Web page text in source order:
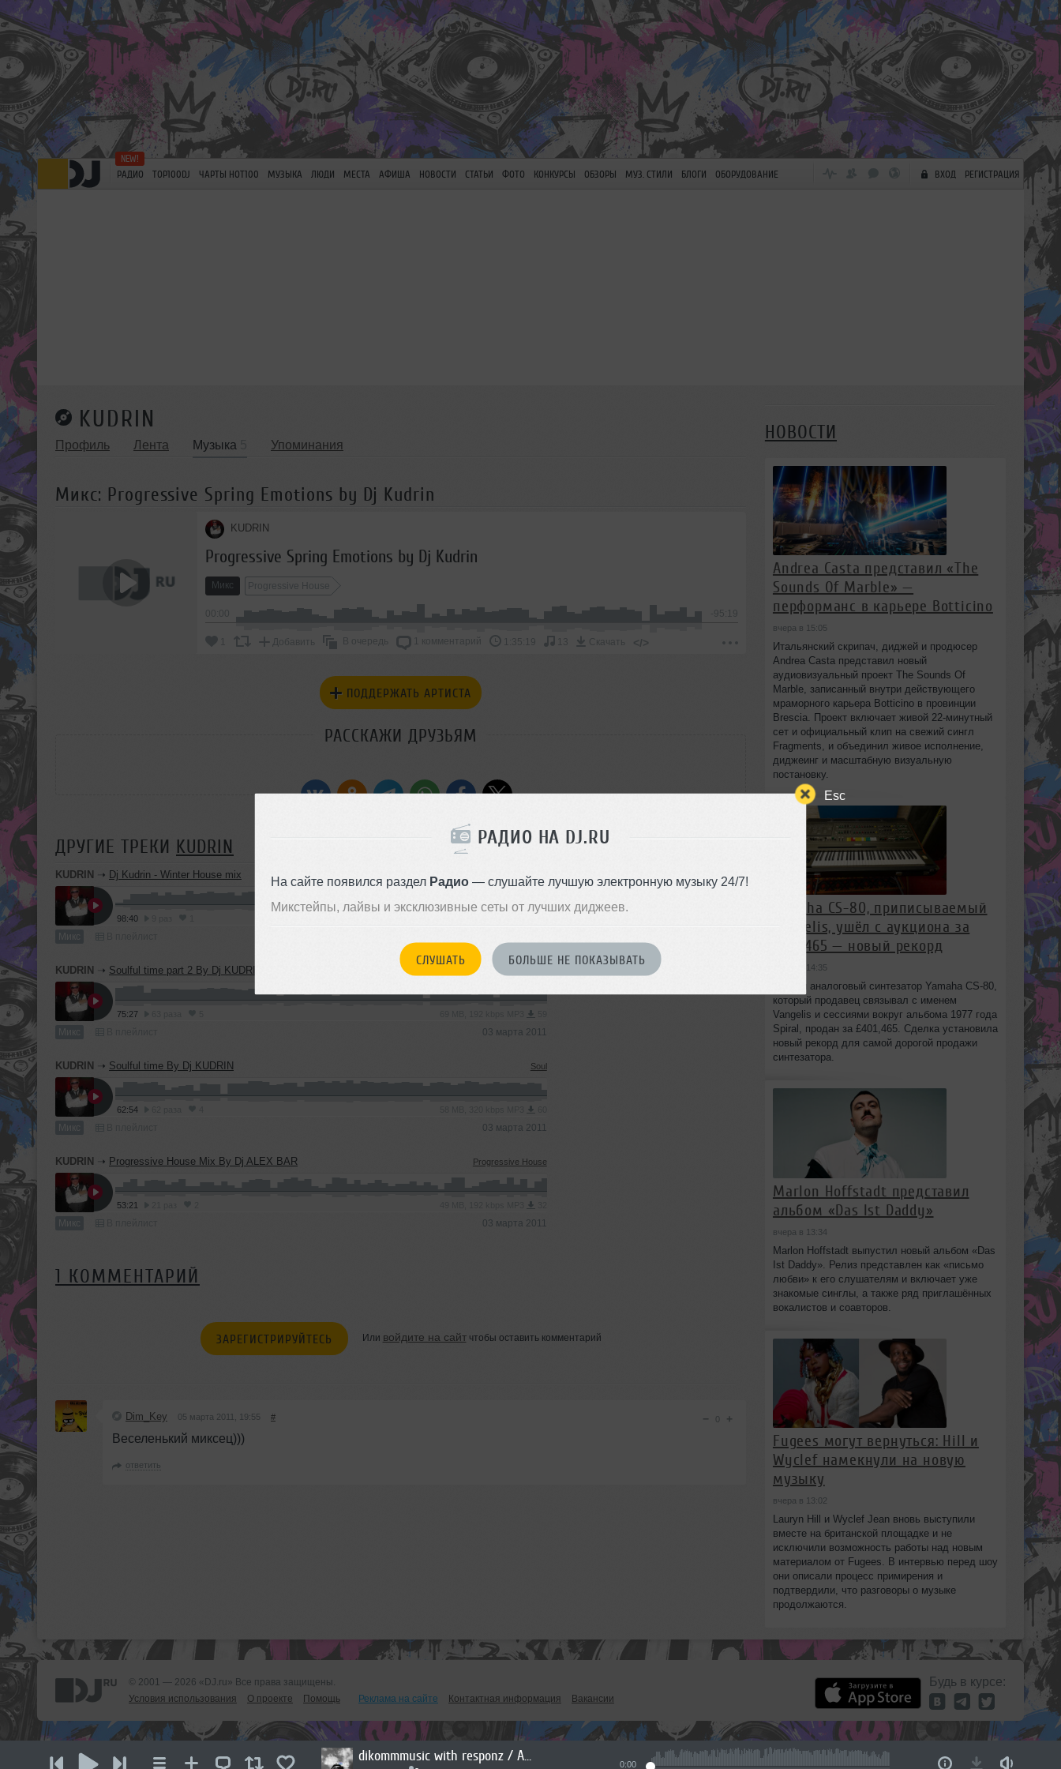
Esc
РАДИО НА DJ.RU
На сайте появился раздел Радио— слушайте лучшую электронную музыку 24/7!
Микстейпы, лайвы и эксклюзивные сеты от лучших диджеев.
СЛУШАТЬ БОЛЬШЕ НЕ ПОКАЗЫВАТЬ
dikommmusic with responz / August 2026
0:00
РАДИО TOP100DJ ЧАРТЫ HOT100 МУЗЫКА ЛЮДИ МЕСТА АФИША НОВОСТИ СТАТЬИ ФОТО КОНКУРСЫ ОБЗОРЫ МУЗ. СТИЛИ БЛОГИ ОБОРУДОВАНИЕ ВХОД РЕГИСТРАЦИЯ
KUDRIN
Профиль Лента Музыка Упоминания
Микс: Progressive Spring Emotions by Dj Kudrin
KUDRIN
Progressive Spring Emotions by Dj Kudrin
Микс Progressive House
-95:19
Добавить В очередь 1 комментарий 1:35:19 13 Скачать </>
ПОДДЕРЖАТЬ АРТИСТА
РАССКАЖИ ДРУЗЬЯМ
ДРУГИЕ ТРЕКИ KUDRIN
KUDRIN ➝ Dj Kudrin - Winter House mix Progressive House
98:40
Микс
KUDRIN ➝ Soulful time part 2 By Dj KUDRIN
75:27
Микс 03 марта 2011
KUDRIN ➝ Soulful time By Dj KUDRIN Soul
62:54
Микс 03 марта 2011
KUDRIN ➝ Progressive House Mix By Dj ALEX BAR Progressive House
53:21
Микс 03 марта 2011
Стиль:
1 КОММЕНТАРИЙ
ЗАРЕГИСТРИРУЙТЕСЬ Или войдите на сайтчтобы оставить комментарий
Dim_Key 05 марта 2011, 19:55 # − 0 +
Веселенький миксец)))
ответить
НОВОСТИ
Andrea Casta представил «The
Sounds Of Marble» —
перформанс в карьере Botticino
вчера в 15:05
Итальянский скрипач, диджей и продюсер
Andrea Casta представил новый
аудиовизуальный проект The Sounds Of
Marble, записанный внутри действующего
мраморного карьера Botticino в провинции
Brescia. Проект включает живой 22‑минутный
сет и официальный клип на свежий сингл
Fragments, и объединил живое исполнение,
диджеинг и масштабную визуальную
постановку.
Yamaha CS-80, приписываемый
Vangelis, ушёл с аукциона за
£401,465 — новый рекорд
вчера в 14:35
Редкий аналоговый синтезатор Yamaha CS-80,
который продавец связывал с именем
Vangelis и сессиями вокруг альбома 1977 года
Spiral, продан за £401,465. Сделка установила
новый рекорд для самой дорогой продажи
синтезатора.
Marlon Hoffstadt представил
альбом «Das Ist Daddy»
вчера в 13:34
Marlon Hoffstadt выпустил новый альбом «Das
Ist Daddy». Релиз представлен как «письмо
любви» к его слушателям и включает уже
знакомые синглы, а также ряд приглашённых
вокалистов и соавторов.
Fugees могут вернуться: Hill и
Wyclef намекнули на новую
музыку
вчера в 13:02
Lauryn Hill и Wyclef Jean вновь выступили
вместе на британской площадке и не
исключили возможность работы над новым
материалом от Fugees. В интервью перед шоу
они описали процесс примирения и
подтвердили, что разговоры о музыке
продолжаются.
© 2001 — 2026 «DJ.ru» Все права защищены.
Условия использования
О проекте Помощь Реклама на сайте Контактная информация Вакансии
Будь в курсе: